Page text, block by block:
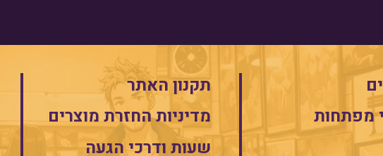
מפתחות
תקנון האתר
מדיניות החזרת מוצרים
שעות ודרכי הגעה